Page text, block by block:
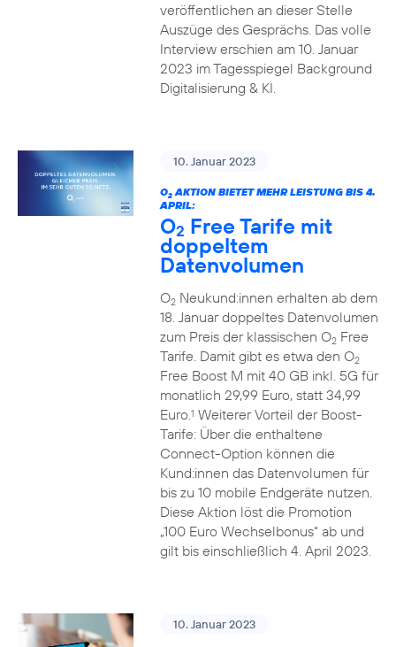
veröffentlichen an dieser Stelle
Auszüge des Gesprächs. Das volle
Interview erschien am 10. Januar
2023 im Tagesspiegel Background
Digitalisierung & KI.
10. Januar 2023
O2AKTION BIETET MEHR LEISTUNG BIS 4.
APRIL:
O2 Free Tarife mit
doppeltem
Datenvolumen
O2Neukund:innen erhalten ab dem
18. Januar doppeltes Datenvolumen
zum Preis der klassischen O2Free
Tarife. Damit gibt es etwa den O2
Free Boost M mit 40 GB inkl. 5G für
monatlich 29,99 Euro, statt 34,99
Euro.1 Weiterer Vorteil der Boost-
Tarife: Über die enthaltene
Connect-Option können die
Kund:innen das Datenvolumen für
bis zu 10 mobile Endgeräte nutzen.
Diese Aktion löst die Promotion
„100 Euro Wechselbonus“ ab und
gilt bis einschließlich 4. April 2023.
10. Januar 2023